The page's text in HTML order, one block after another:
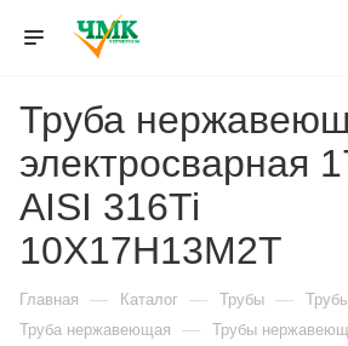
Труба
электросварная
AISI 316Ti
10Х17Н13М2Т
Главная — Каталог — Трубы —
Труба нержавеющая — Трубы